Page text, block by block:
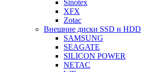
Sinotex
XFX
Zotac
Внешние диски SSD и HDD
SAMSUNG
SEAGATE
SILICON POWER
NETAC